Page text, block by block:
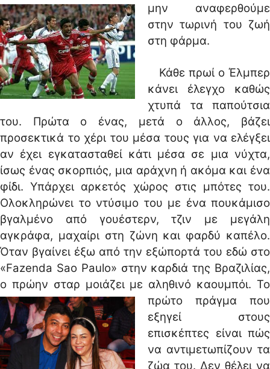
μην αναφερθούμε
στην τωρινή του ζωή
στη φάρμα.
Κάθε πρωί ο Έλμπερ
κάνει έλεγχο καθώς
χτυπά τα παπούτσια
του. Πρώτα ο ένας, μετά ο άλλος, βάζει
προσεκτικά το χέρι του μέσα τους για να ελέγξει
αν έχει εγκατασταθεί κάτι μέσα σε μια νύχτα,
ίσως ένας σκορπιός, μια αράχνη ή ακόμα και ένα
φίδι. Υπάρχει αρκετός χώρος στις μπότες του.
Ολοκληρώνει το ντύσιμο του με ένα πουκάμισο
βγαλμένο από γουέστερν, τζιν με μεγάλη
αγκράφα, μαχαίρι στη ζώνη και φαρδύ καπέλο.
Όταν βγαίνει έξω από την εξώπορτά του εδώ στο
«Fazenda Sao Paulo» στην καρδιά της Βραζιλίας,
ο πρώην σταρ μοιάζει με αληθινό καουμπόι. Το
πρώτο πράγμα που
εξηγεί στους
επισκέπτες είναι πώς
να αντιμετωπίζουν τα
ζώα του. Δεν θέλει να